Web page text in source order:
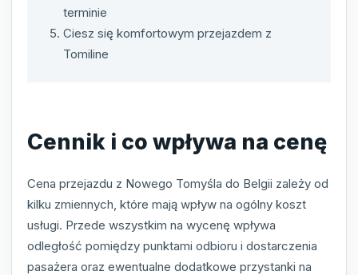
terminie
Ciesz się komfortowym przejazdem z
Tomiline
Cennik i co wpływa na cenę
Cena przejazdu z Nowego Tomyśla do Belgii zależy od
kilku zmiennych, które mają wpływ na ogólny koszt
usługi. Przede wszystkim na wycenę wpływa
odległość pomiędzy punktami odbioru i dostarczenia
pasażera oraz ewentualne dodatkowe przystanki na